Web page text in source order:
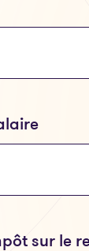
saisir
sur le
saisir